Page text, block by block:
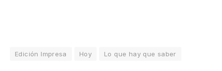
Edición Impresa Hoy Lo que hay que saber